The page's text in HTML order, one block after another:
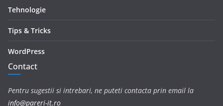
Tehnologie
Tips & Tricks
WordPress
Contact
Pentru sugestii si intrebari, ne puteti contacta prin email la
info@pareri-it.ro